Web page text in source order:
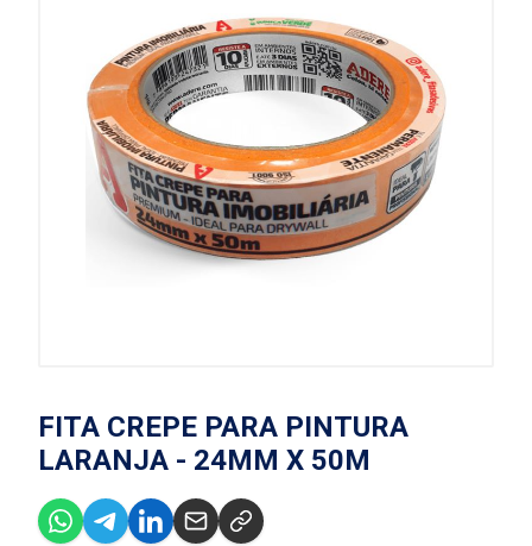
FITA CREPE PARA PINTURA
LARANJA - 24MM X 50M